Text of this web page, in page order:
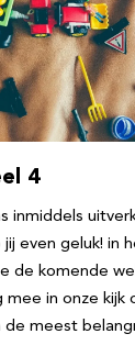
4
inmiddels
even geluk! in
de komende
mee in onze kijk
de meest